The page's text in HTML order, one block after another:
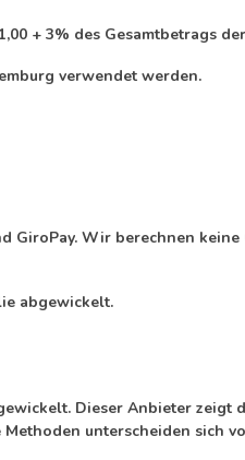
+ 3% des Gesamtbetrags
verwendet werden.
GiroPay. Wir berechnen
abgewickelt.
Dieser Anbieter zeigt
unterscheiden sich